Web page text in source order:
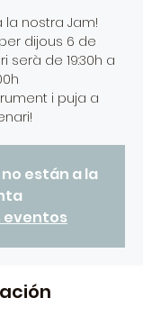
la nostra Jam!
dijous 6 de
serà de 19:30h a
i puja a
están a la
eventos